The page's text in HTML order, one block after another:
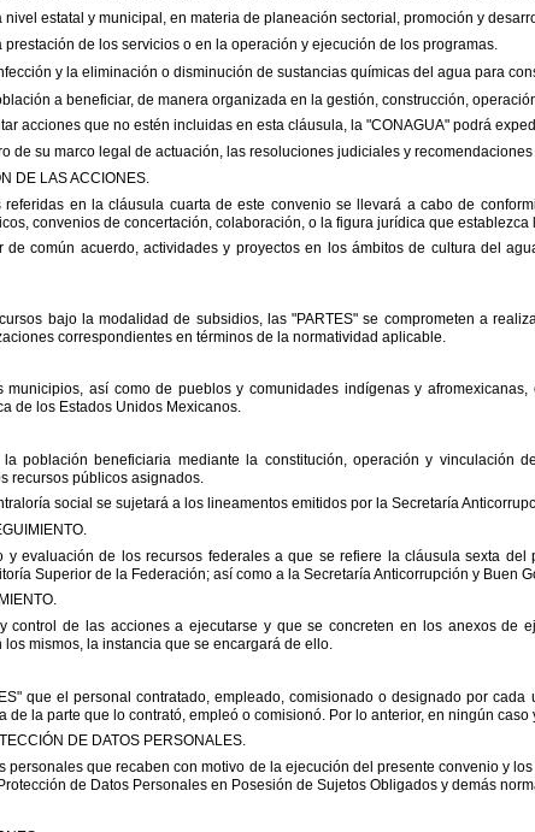
estatal y municipal, en materia de planeación sectorial, promoción y
de los servicios o en la operación y ejecución de los programas.
y la eliminación o disminución de sustancias químicas del agua para
a beneficiar, de manera organizada en la gestión, construcción,
acciones que no estén incluidas en esta cláusula, la "CONAGUA" podrá
de su marco legal de actuación, las resoluciones judiciales y
DE LAS ACCIONES.
en la cláusula cuarta de este convenio se llevará a cabo de
convenios de concertación, colaboración, o la figura jurídica que establezca
común acuerdo, actividades y proyectos en los ámbitos de cultura del
bajo la modalidad de subsidios, las"PARTES" se comprometen a
correspondientes en términos de la normatividad aplicable.
así como de pueblos y comunidades indígenas y
de los Estados Unidos Mexicanos.
población beneficiaria mediante la constitución, operación y vinculación
recursos públicos asignados.
social se sujetará a los lineamentos emitidos por la Secretaría
y evaluación de los recursos federales a que se refiere la cláusula sexta del
Superior de la Federación; así como a la Secretaría Anticorrupción y Buen
de las acciones a ejecutarse y que se concreten en los anexos de
mismos, la instancia que se encargará de ello.
"que el personal contratado, empleado, comisionado o designado por cada
de la parte que lo contrató, empleó o comisionó. Por lo anterior, en ningún
DE DATOS PERSONALES.
personales que recaben con motivo de la ejecución del presente convenio y
de Datos Personales en Posesión de Sujetos Obligados y demás